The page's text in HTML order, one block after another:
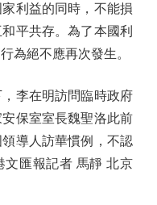
利益的同時，不能損
平共存。為了本國利
為絕不應再次發生。
李在明訪問臨時政府
保室室長魏聖洛此前
導人訪華慣例，不認
文匯報記者 馬靜 北京